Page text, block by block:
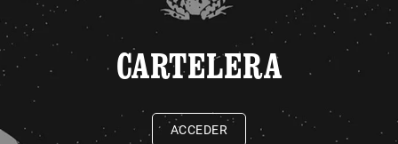
CARTELERA
ACCEDER